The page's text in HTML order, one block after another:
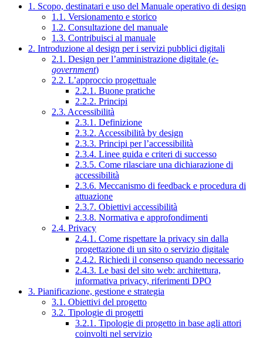
1. Scopo, destinatari e uso del Manuale operativo di design
1.1. Versionamento e storico
1.2. Consultazione del manuale
1.3. Contribuisci al manuale
2. Introduzione al design per i servizi pubblici digitali
2.1. Design per l’amministrazione digitale (e-
government)
2.2. L’approccio progettuale
2.2.1. Buone pratiche
2.2.2. Principi
2.3. Accessibilità
2.3.1. Definizione
2.3.2. Accessibilità by design
2.3.3. Principi per l’accessibilità
2.3.4. Linee guida e criteri di successo
2.3.5. Come rilasciare una dichiarazione di
accessibilità
2.3.6. Meccanismo di feedback e procedura di
attuazione
2.3.7. Obiettivi accessibilità
2.3.8. Normativa e approfondimenti
2.4. Privacy
2.4.1. Come rispettare la privacy sin dalla
progettazione di un sito o servizio digitale
2.4.2. Richiedi il consenso quando necessario
2.4.3. Le basi del sito web: architettura,
informativa privacy, riferimenti DPO
3. Pianificazione, gestione e strategia
3.1. Obiettivi del progetto
3.2. Tipologie di progetti
3.2.1. Tipologie di progetto in base agli attori
coinvolti nel servizio